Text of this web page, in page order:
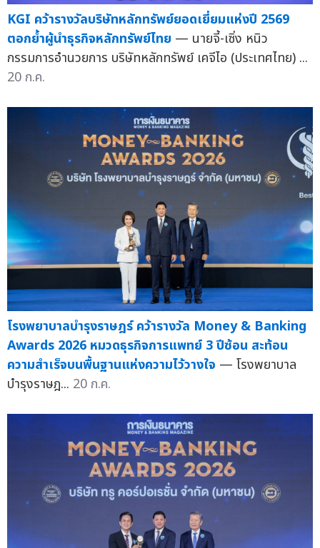
KGI คว้ารางวัลบริษัทหลักทรัพย์ยอดเยี่ยมแห่งปี 2569
ตอกย้ำผู้นำธุรกิจหลักทรัพย์ไทย — นายจี้-เซิ่ง หนิว
กรรมการอำนวยการ บริษัทหลักทรัพย์ เคจีไอ (ประเทศไทย) ...
20 ก.ค.
โรงพยาบาลบำรุงราษฎร์ คว้ารางวัล Money & Banking
Awards 2026 หมวดธุรกิจการแพทย์ 3 ปีซ้อน สะท้อน
ความสำเร็จบนพื้นฐานแห่งความไว้วางใจ — โรงพยาบาล
บำรุงราษฎ... 20 ก.ค.